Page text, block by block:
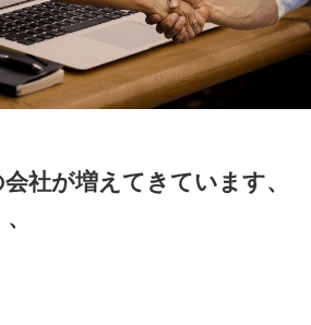
社が増えてきています、